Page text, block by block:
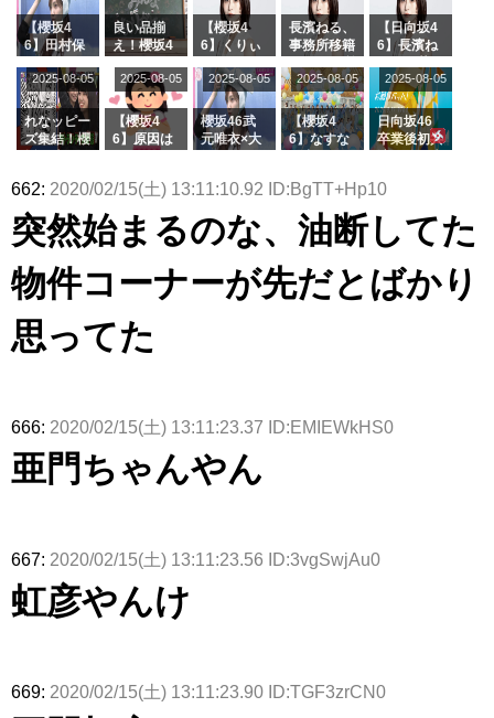
ト！」水曜
スタジオ出
演決定
る...
【くりぃむ
ナンタラ】
ィット 東
京ドーム公
演】
んと再会し
た結果･･･
【激レアさ
きた。】
【櫻坂4
6】田村保
ージを脱い
でいた理由
良い品揃
え！櫻坂4
グル『Mak
e or Brea
k』オフィ
シャルグッ
ズ絶賛販売
【櫻坂4
6】くりぃ
の2人を手
玉に取る大
沼晶保【く
りぃむナン
タラ】
長濱ねる、
事務所移籍
属を発表
【日向坂4
6】長濱ね
ら移籍しフ
ラーム所属
に。これで
事務所に所
属している
さまの反応
れなッピー
ズ集結！櫻
理子、8/6
「ラヴィッ
ト！」水曜
スタジオ出
2025-08-05
【櫻坂4
6】原因は
uddiesを
る...
2025-08-05
櫻坂46武
元唯衣×大
カップお姉
【くりぃむ
ナンタラ】
2025-08-05
【櫻坂4
6】なすな
2曲目っ
て...【ラヴ
ィット 東
京ドーム公
2025-08-05
日向坂46
卒業後初共
師匠オード
んと再会し
た結果･･･
んを連れて
きた。】
2025-08-05
662: 2020/02/15(土) 13:11:10.92 ID:BgTT+Hp10
突然始まるのな、油断してた
物件コーナーが先だとばかり
思ってた
666: 2020/02/15(土) 13:11:23.37 ID:EMIEWkHS0
亜門ちゃんやん
667: 2020/02/15(土) 13:11:23.56 ID:3vgSwjAu0
虹彦やんけ
669: 2020/02/15(土) 13:11:23.90 ID:TGF3zrCN0